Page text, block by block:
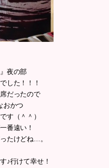
夜の部
した！！！
だったので
おかつ
す（＾＾）
番遠い！
たけどね…。
♪行けて幸せ！